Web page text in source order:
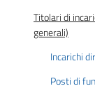
Titolari di
generali)
Incarichi
Posti di